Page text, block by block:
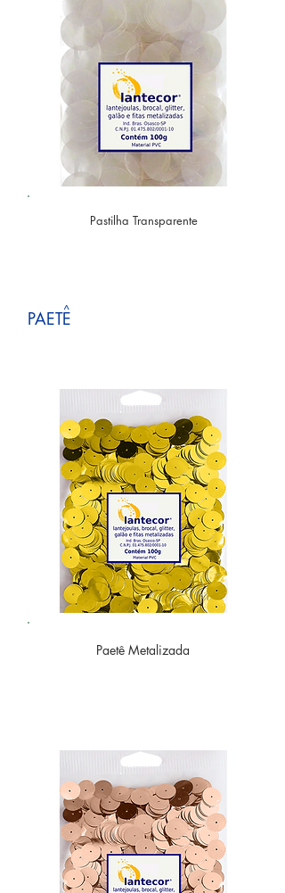
Pastilha Transparente
PAETE
^
PaetêMetalizada